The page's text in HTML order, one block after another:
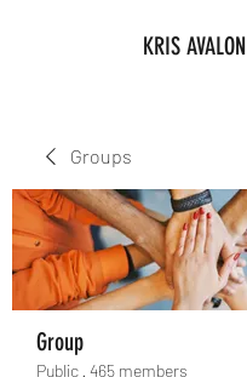
KRIS AVALON
Groups
Group
Public · 465 members